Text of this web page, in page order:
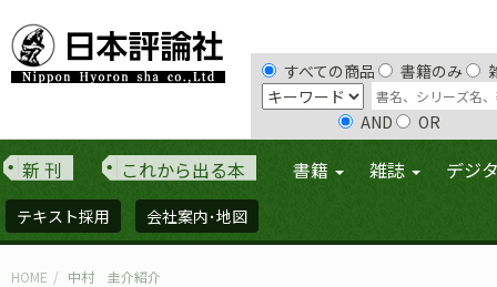
すべての商品 書籍のみ
AND OR
新 刊 これから出る本 書籍 雑誌 デジ
テキスト採用 会社案内･地図
HOME 中村 圭介紹介